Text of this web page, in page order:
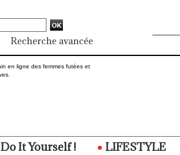
Recherche avancée
Do It Yourself ! LIFESTYLE